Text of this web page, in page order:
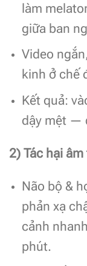
làm
giữa ban
Video
kinh ở chế
Kết quả:
dậy mệt —
2) Tác hại
Não bộ &
phản xạ
cảnh
phút.